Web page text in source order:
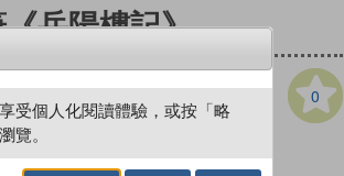
岳陽樓記》
0
受個人化閱讀體驗，或按「略
覽。